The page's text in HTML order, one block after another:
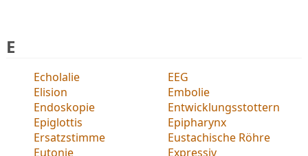
E
Echolalie
EEG
Elision
Embolie
Endoskopie
Entwicklungsstottern
Epiglottis
Epipharynx
Ersatzstimme
Eustachische Röhre
Eutonie
Expressiv